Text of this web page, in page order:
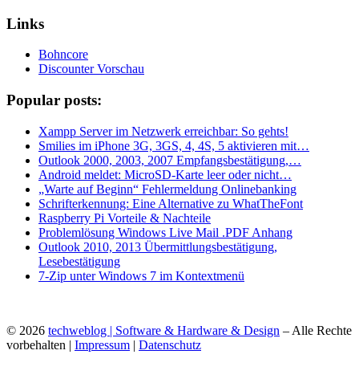
Links
Bohncore
Discounter Vorschau
Popular posts:
Xampp Server im Netzwerk erreichbar: So gehts!
Smilies im iPhone 3G, 3GS, 4, 4S, 5 aktivieren mit…
Outlook 2000, 2003, 2007 Empfangsbestätigung,…
Android meldet: MicroSD-Karte leer oder nicht…
„Warte auf Beginn“ Fehlermeldung Onlinebanking
Schrifterkennung: Eine Alternative zu WhatTheFont
Raspberry Pi Vorteile & Nachteile
Problemlösung Windows Live Mail .PDF Anhang
Outlook 2010, 2013 Übermittlungsbestätigung,
Lesebestätigung
7-Zip unter Windows 7 im Kontextmenü
© 2026 techweblog | Software & Hardware & Design – Alle Rechte
vorbehalten | Impressum | Datenschutz